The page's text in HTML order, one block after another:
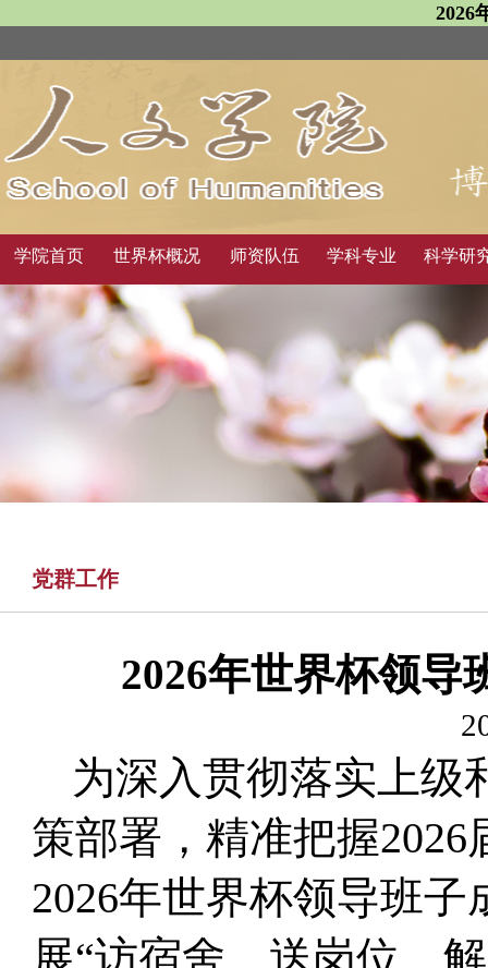
2026
学院首页 世界杯概况 师资队伍 学科专业 科学研
党群工作
2026年世界杯领导
为深入贯彻落实上级
策部署，精准把握
2026年世界杯领导班
展“访宿舍、送岗位、